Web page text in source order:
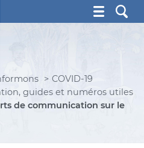
Saint-Martin, Saint
COVID-19
guides et numéros utiles
de communication sur le